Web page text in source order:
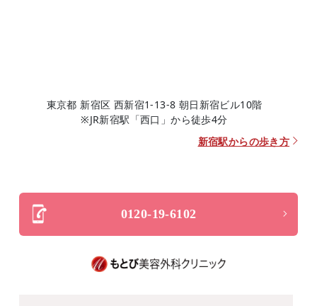
東京都 新宿区 西新宿1-13-8 朝日新宿ビル10階
※JR新宿駅「西口」から徒歩4分
新宿駅からの歩き方
0120-19-6102